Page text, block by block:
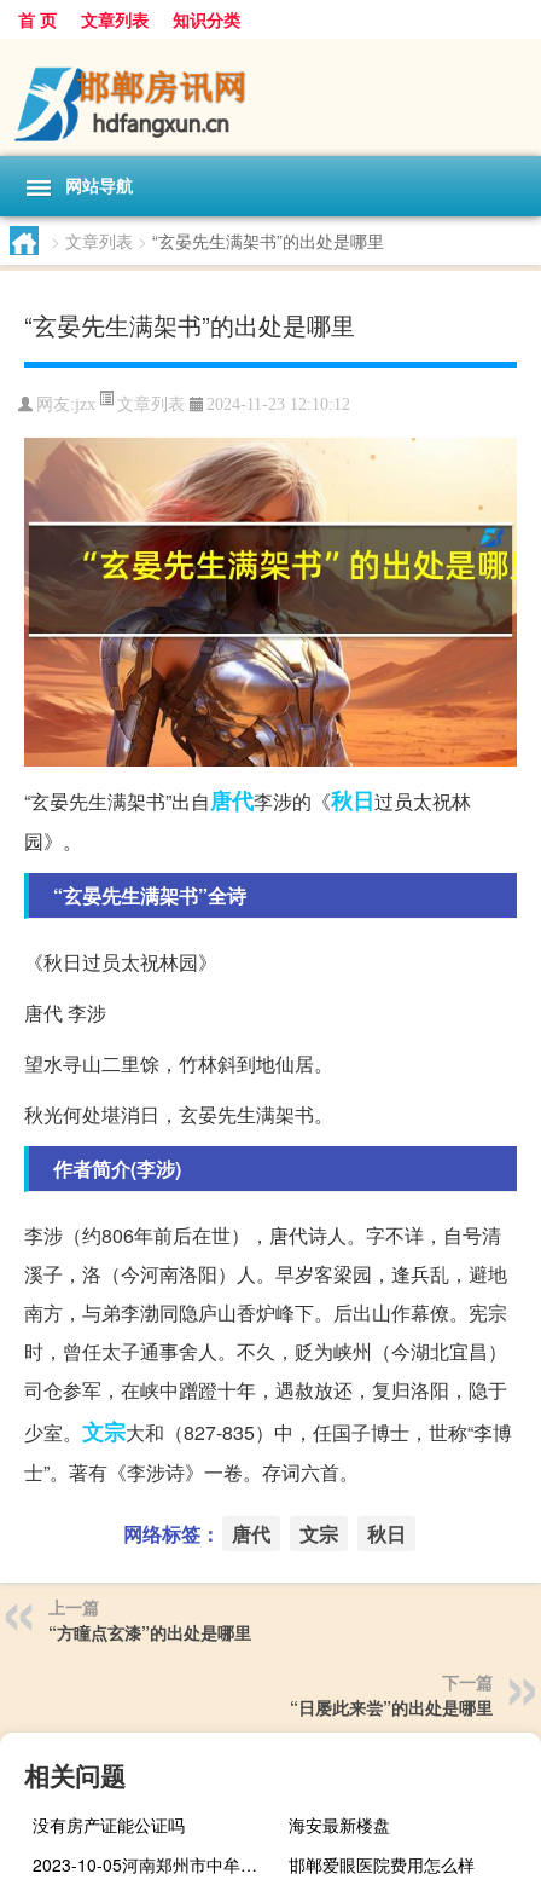
首 页 文章列表 知识分类
网站导航
> 文章列表 > “玄晏先生满架书”的出处是哪里
“玄晏先生满架书”的出处是哪里
网友:jzx 文章列表 2024-11-23 12:10:12
“玄晏先生满架书”出自唐代李涉的《秋日过员太祝林
园》。
“玄晏先生满架书”全诗
《秋日过员太祝林园》
唐代 李涉
望水寻山二里馀，竹林斜到地仙居。
秋光何处堪消日，玄晏先生满架书。
作者简介(李涉)
李涉（约806年前后在世），唐代诗人。字不详，自号清
溪子，洛（今河南洛阳）人。早岁客梁园，逢兵乱，避地
南方，与弟李渤同隐庐山香炉峰下。后出山作幕僚。宪宗
时，曾任太子通事舍人。不久，贬为峡州（今湖北宜昌）
司仓参军，在峡中蹭蹬十年，遇赦放还，复归洛阳，隐于
少室。 文宗大和（827-835）中，任国子博士，世称“李博
士”。著有《李涉诗》一卷。存词六首。
网络标签： 唐代 文宗 秋日
上一篇
“方瞳点玄漆”的出处是哪里
下一篇
“日屡此来尝”的出处是哪里
相关问题
没有房产证能公证吗
海安最新楼盘
2023-10-05河南郑州市中牟县(海鲜菇)的报价是多少
邯郸爱眼医院费用怎么样